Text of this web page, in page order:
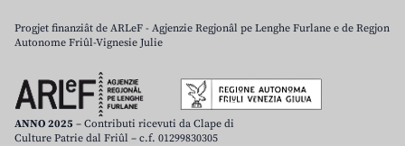
Progjet finanziât de ARLeF - Agjenzie Regjonâl pe Lenghe Furlane e de Regjon
Autonome Friûl-Vignesie Julie
ANNO 2025 – Contributi ricevuti da Clape di
Culture Patrie dal Friûl – c.f. 01299830305